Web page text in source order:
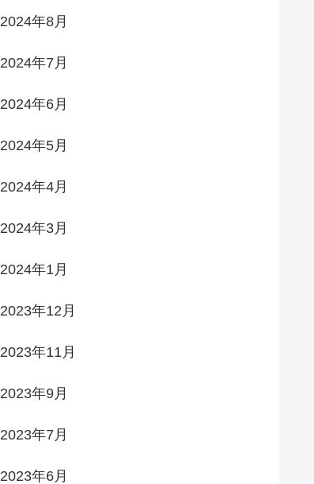
2024年8月
2024年7月
2024年6月
2024年5月
2024年4月
2024年3月
2024年1月
2023年12月
2023年11月
2023年9月
2023年7月
2023年6月